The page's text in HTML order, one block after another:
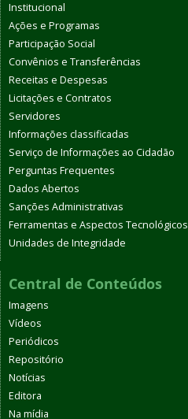
Institucional
Ações e Programas
Participação Social
Convênios e Transferências
Receitas e Despesas
Licitações e Contratos
Servidores
Informações classificadas
Serviço de Informações ao Cidadão
Perguntas Frequentes
Dados Abertos
Sanções Administrativas
Ferramentas e Aspectos Tecnológicos
Unidades de Integridade
Central de Conteúdos
Imagens
Vídeos
Periódicos
Repositório
Notícias
Editora
Na mídia